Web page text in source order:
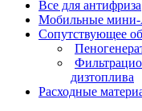
Все для антифриза
Мобильные
Сопутствующее
дизтоплива
Расходные